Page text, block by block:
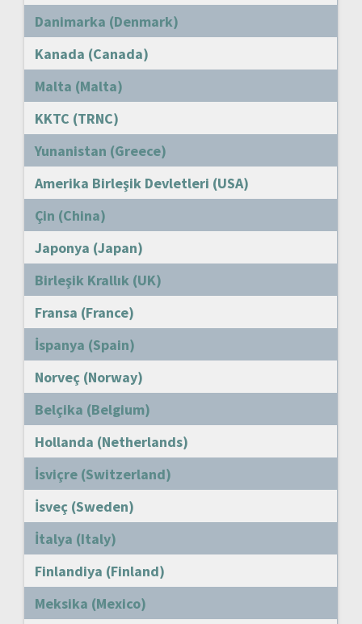
Danimarka (Denmark)
Kanada (Canada)
Malta (Malta)
KKTC (TRNC)
Yunanistan (Greece)
Amerika Birleşik Devletleri (USA)
Çin (China)
Japonya (Japan)
Birleşik Krallık (UK)
Fransa (France)
İspanya (Spain)
Norveç (Norway)
Belçika (Belgium)
Hollanda (Netherlands)
İsviçre (Switzerland)
İsveç (Sweden)
İtalya (Italy)
Finlandiya (Finland)
Meksika (Mexico)